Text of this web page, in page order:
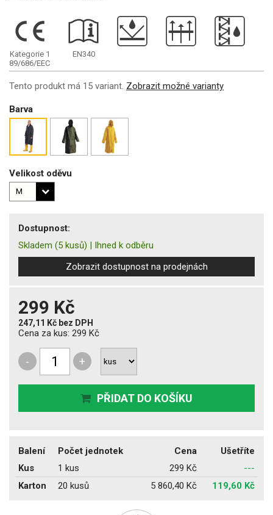
Kategorie 1
89/686/EEC
EN340
Tento produkt má 15 variant. Zobrazit možné varianty
Barva
Velikost oděvu
Dostupnost:
Skladem (5 kusů) | Ihned k odběru
Zobrazit dostupnost na prodejnách
299 Kč
247,11 Kč bez DPH
Cena za kus: 299 Kč
- +
PŘIDAT DO KOŠÍKU
Balení Počet jednotek Cena
Ušetříte
Kus
1 kus 299 Kč
---
Karton
20 kusů 5 860,40 Kč 119,60 Kč